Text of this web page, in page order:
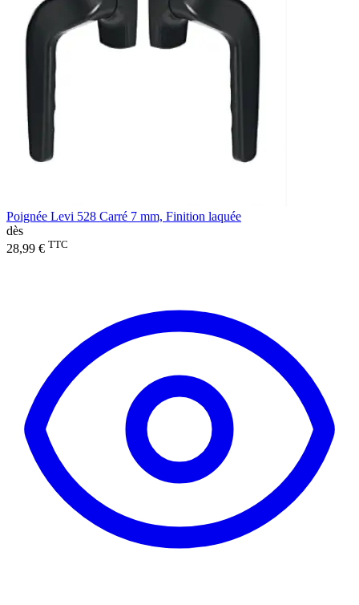
Poignée Levi 528 Carré 7 mm, Finition laquée
dès
28,99 € TTC